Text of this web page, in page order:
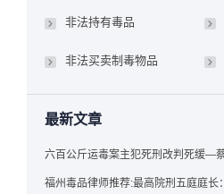
非法持有毒品
非法买卖制毒物品
最新文章